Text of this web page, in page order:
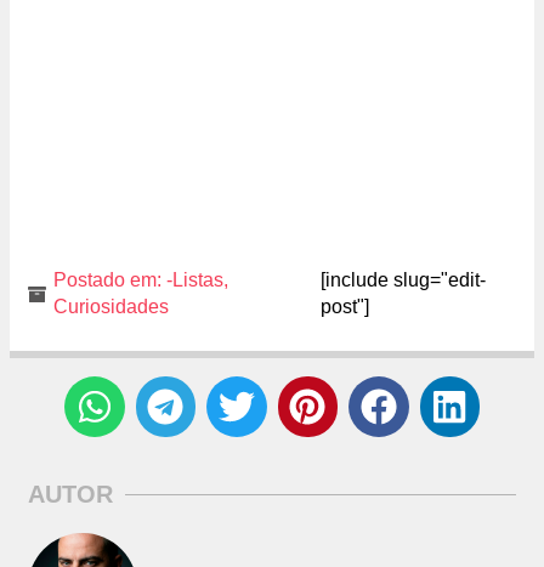
Postado em: -Listas,
Curiosidades
[include slug="edit-
post"]
AUTOR